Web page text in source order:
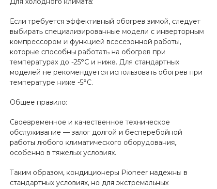
Если требуется эффективный обогрев зимой, следует
выбирать специализированные модели с инверторным
компрессором и функцией всесезонной работы,
которые способны работать на обогрев при
температурах до -25°C и ниже. Для стандартных
моделей не рекомендуется использовать обогрев при
температуре ниже -5°C.
Общее правило:
Своевременное и качественное техническое
обслуживание — залог долгой и бесперебойной
работы любого климатического оборудования,
особенно в тяжелых условиях.
Таким образом, кондиционеры Pioneer надежны в
стандартных условиях, но для экстремальных